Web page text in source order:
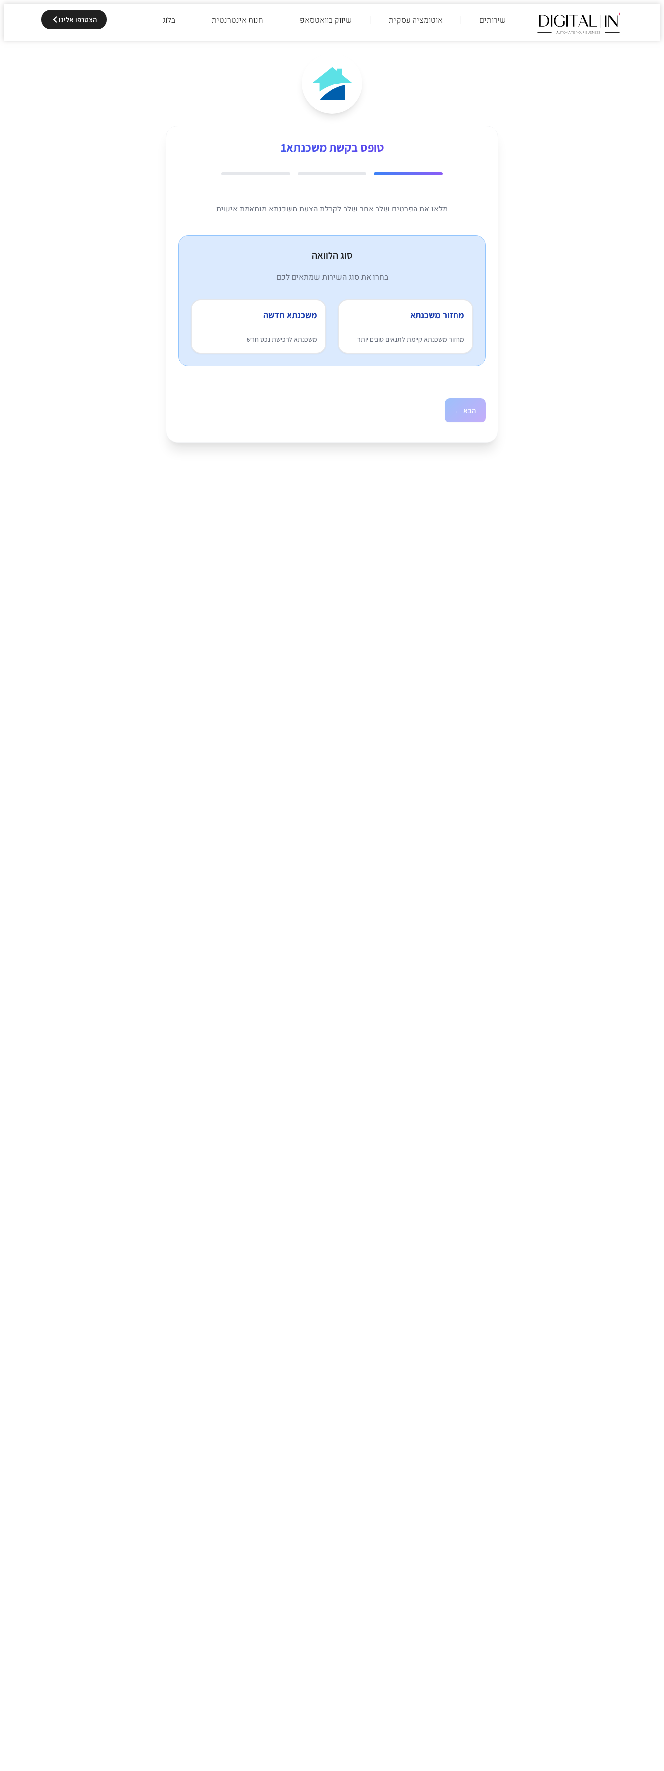
שירותים אוטומציה עסקית שיווק בוואטסאפ חנות אינטרנטית בלוג הצטרפו אלינו
טופס בקשת משכנתא1
מלאו את הפרטים שלב אחר שלב לקבלת הצעת משכנתא מותאמת אישית
סוג הלוואה
בחרו את סוג השירות שמתאים לכם
מחזור משכנתא
מחזור משכנתא קיימת לתנאים טובים יותר
משכנתא חדשה
משכנתא לרכישת נכס חדש
הבא ←